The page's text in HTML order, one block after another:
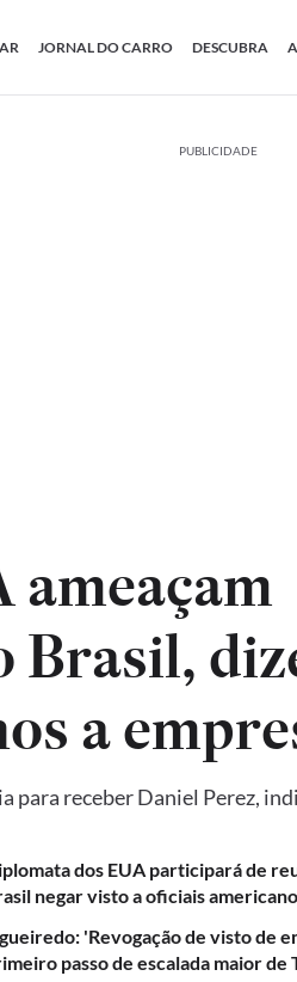
JORNAL DO CARRO DESCUBRA
PUBLICIDADE
Brasil,
a
para receber Daniel Perez,
dos EUA participará de
negar visto a oficiais
'Revogação de visto de
passo de escalada maior de